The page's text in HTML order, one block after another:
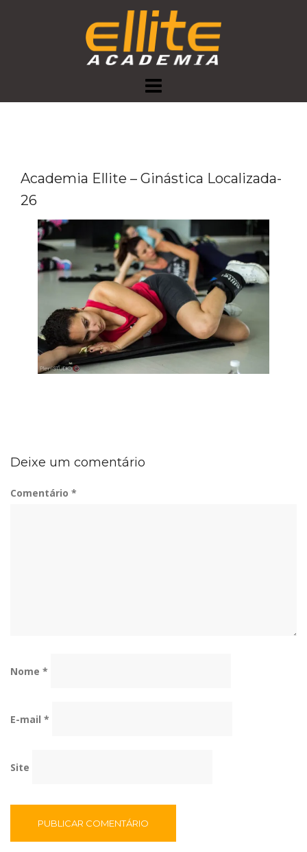
Academia Ellite – Ginástica Localizada-
26
Deixe um comentário
Comentário *
Nome *
E-mail *
Site